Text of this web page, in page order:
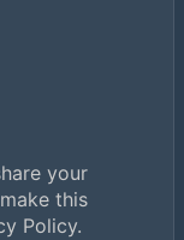
your
this
Policy.